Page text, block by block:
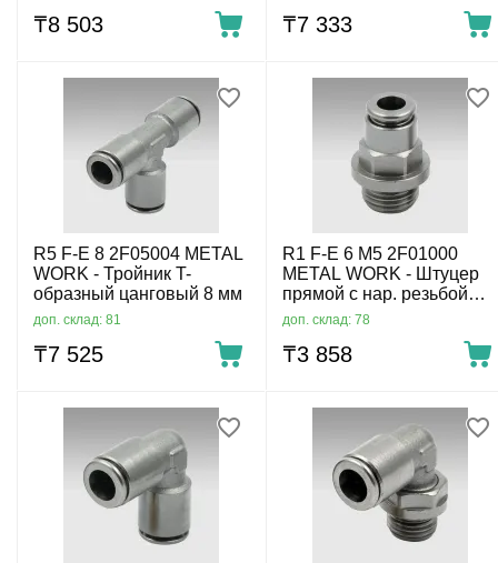
₸8 503 ₸7 333
R5 F-E 8 2F05004 METAL
WORK - Тройник T-
образный цанговый 8 мм
доп. склад: 81
₸7 525
R1 F-E 6 M5 2F01000
METAL WORK - Штуцер
прямой с нар. резьбой
цанговый M5-6 мм
доп. склад: 78
₸3 858